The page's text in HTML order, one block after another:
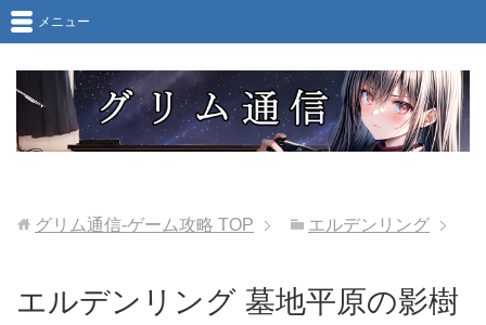
メニュー
グリム通信-ゲーム攻略 TOP エルデンリング
エルデンリング 墓地平原の影樹